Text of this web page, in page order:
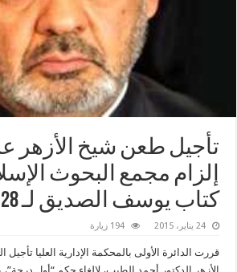
تأجيل طعن شيخ الأزهر
إلزام مجمع البحوث
كتاب يوسف الصديق لـ 28 مارس
24 يناير، 2015 194 زيارة
قررت الدائرة الأولى بالمحكمة الإدارية العليا